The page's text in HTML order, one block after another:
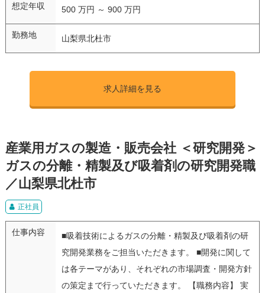
想定年収 500 万円 ～ 900 万円
勤務地 山梨県北杜市
求人詳細を見る
産業用ガスの製造・販売会社 ＜研究開発＞
ガスの分離・精製及び吸着剤の研究開発職
／山梨県北杜市
正社員
仕事内容
■吸着技術によるガスの分離・精製及び吸着剤の研
究開発業務をご担当いただきます。 ■開発に関して
は各テーマがあり、それぞれの市場調査・開発方針
の策定まで行っていただきます。 【職務内容】 実